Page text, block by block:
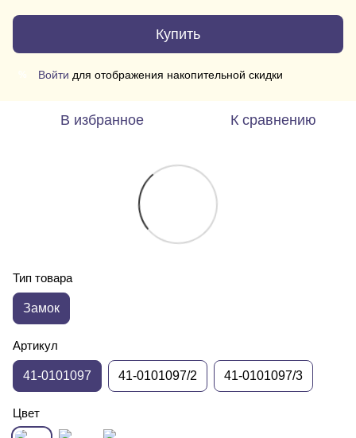
Купить
Войти для отображения накопительной скидки
В избранное К сравнению
Тип товара
Замок
Артикул
41-0101097 41-0101097/2 41-0101097/3
Цвет